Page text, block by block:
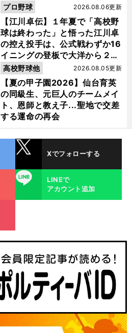
【江川卓伝】１年夏で「高校野
球は終わった」と悟った江川卓
の控え投手は、公式戦わずか16
イニングの登板で大洋から２位
指名を受けた
2026.08.06更新
プロ野球
【夏の甲子園2026】仙台育英
の同級生、元巨人のチームメイ
ト、恩師と教え子...聖地で交差
する運命の再会
2026.08.05更新
高校野球他
Xでフォローする
LINE
LINEで
アカウント追加